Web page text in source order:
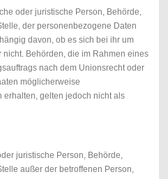
oder juristische Person, Behörde,
der personenbezogene Daten
davon, ob es sich bei ihr um
Behörden, die im Rahmen eines
nach dem Unionsrecht oder
möglicherweise
gelten jedoch nicht als
juristische Person, Behörde,
außer der betroffenen Person,